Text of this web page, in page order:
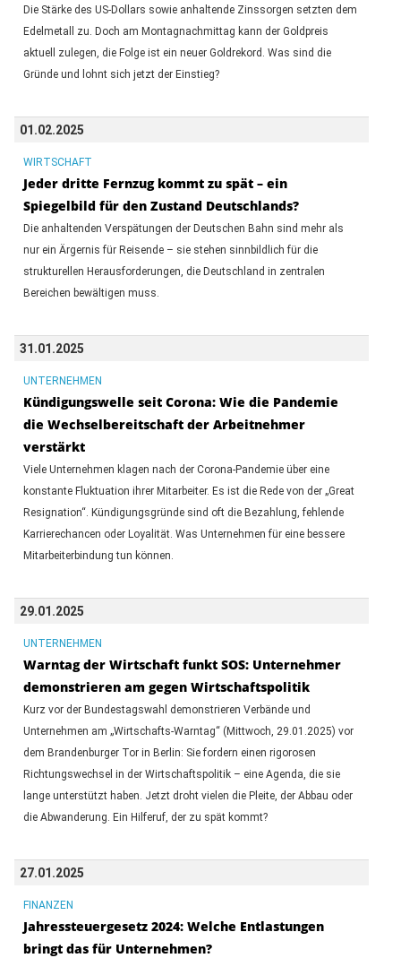
Die Stärke des US-Dollars sowie anhaltende Zinssorgen setzten dem
Edelmetall zu. Doch am Montagnachmittag kann der Goldpreis
aktuell zulegen, die Folge ist ein neuer Goldrekord. Was sind die
Gründe und lohnt sich jetzt der Einstieg?
01.02.2025
WIRTSCHAFT
Jeder dritte Fernzug kommt zu spät – ein
Spiegelbild für den Zustand Deutschlands?
Die anhaltenden Verspätungen der Deutschen Bahn sind mehr als
nur ein Ärgernis für Reisende – sie stehen sinnbildlich für die
strukturellen Herausforderungen, die Deutschland in zentralen
Bereichen bewältigen muss.
31.01.2025
UNTERNEHMEN
Kündigungswelle seit Corona: Wie die Pandemie
die Wechselbereitschaft der Arbeitnehmer
verstärkt
Viele Unternehmen klagen nach der Corona-Pandemie über eine
konstante Fluktuation ihrer Mitarbeiter. Es ist die Rede von der „Great
Resignation“. Kündigungsgründe sind oft die Bezahlung, fehlende
Karrierechancen oder Loyalität. Was Unternehmen für eine bessere
Mitarbeiterbindung tun können.
29.01.2025
UNTERNEHMEN
Warntag der Wirtschaft funkt SOS: Unternehmer
demonstrieren am gegen Wirtschaftspolitik
Kurz vor der Bundestagswahl demonstrieren Verbände und
Unternehmen am „Wirtschafts-Warntag“ (Mittwoch, 29.01.2025) vor
dem Brandenburger Tor in Berlin: Sie fordern einen rigorosen
Richtungswechsel in der Wirtschaftspolitik – eine Agenda, die sie
lange unterstützt haben. Jetzt droht vielen die Pleite, der Abbau oder
die Abwanderung. Ein Hilferuf, der zu spät kommt?
27.01.2025
FINANZEN
Jahressteuergesetz 2024: Welche Entlastungen
bringt das für Unternehmen?